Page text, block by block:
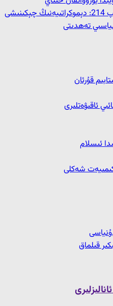
خەلقئارا ۋەزىيەت ۋە كۈنتەرتىپ 214: دېموكراتىيەنىڭ چېكىنىشى
تەھدىتى